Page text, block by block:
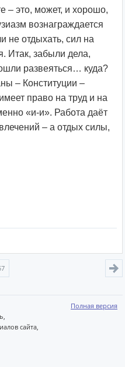
– это, может, и хорошо,
вознаграждается
не отдыхать, сил на
Итак, забыли дела,
развеяться… куда?
– Конституции –
право на труд и на
«и-и». Работа даёт
– а отдых силы,
Полная версия
сайта,